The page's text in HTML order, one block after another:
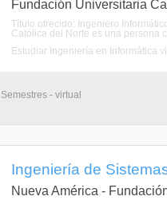
Fundación Universitaria
Título ofrecido: Ingeniero
Católica del Norte es una persona
Estudiar Ingeniería en Informática
- virtual
Ingeniería de
Nueva América -